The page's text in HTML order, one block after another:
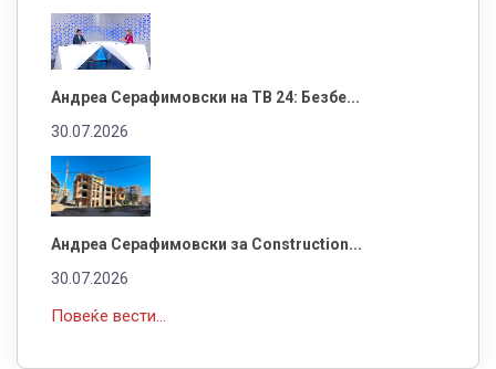
Андреа Серафимовски на ТВ 24: Безбе...
30.07.2026
Андреа Серафимовски за Construction...
30.07.2026
Повеќе вести...